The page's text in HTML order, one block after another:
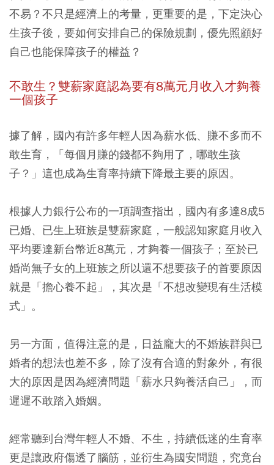
不易？不只是經濟上的考量，更重要的是，下定決心
生孩子後，要如何安排自己的保險規劃，優先照顧好
自己也能保障孩子的權益？
不敢生？雙薪家庭認為要有8萬元月收入才夠養
一個孩子
據了解，國內有許多年輕人因為薪水低、賺不多而不
敢生育，「每個月賺的錢都不夠用了，哪敢生孩
子？」這也成為生育率持續下降最主要的原因。
根據人力銀行公布的一項調查指出，國內有多達8成5
已婚、已生上班族是雙薪家庭，一般認知家庭月收入
平均要達新台幣近8萬元，才夠養一個孩子；至於已
婚尚無子女的上班族之所以還不想要孩子的首要原因
就是「擔心養不起」，其次是「不想改變現有生活模
式」。
另一方面，值得注意的是，日益龐大的不婚族群與已
婚者的想法也差不多，除了沒有合適的對象外，有很
大的原因是因為經濟問題「薪水只夠養活自己」，而
遲遲不敢踏入婚姻。
經常聽到台灣年輕人不婚、不生，持續低迷的生育率
更是讓政府傷透了腦筋，並衍生為國安問題，究竟台